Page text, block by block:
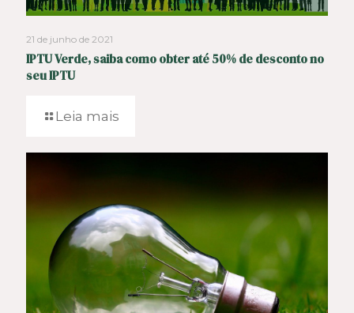
21 de junho de 2021
IPTU Verde, saiba como obter até 50% de desconto no
seu IPTU
Leia mais